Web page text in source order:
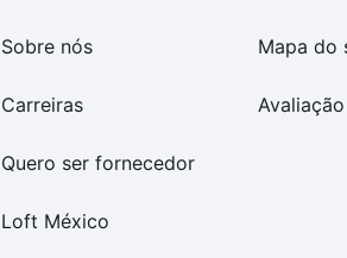
Sobre nós
Carreiras
Quero ser fornecedor
Loft México
Mapa do